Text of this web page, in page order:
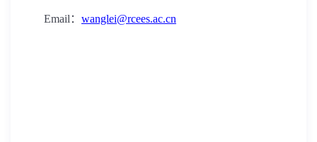
Email ： wanglei@rcees.ac.cn